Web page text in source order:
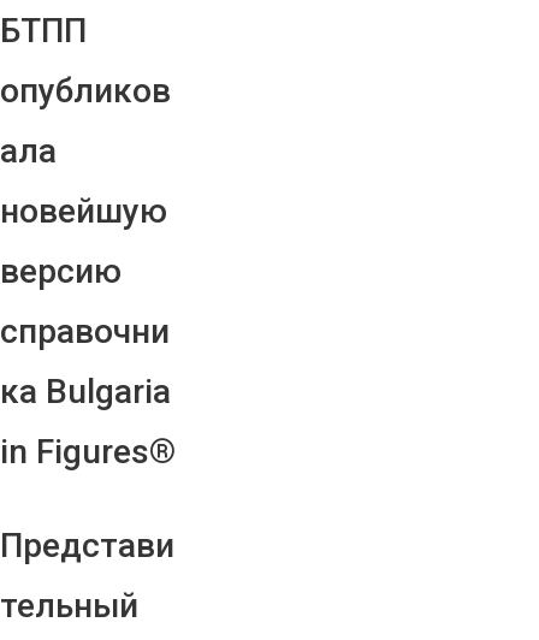
БТПП
опубликов
ала
новейшую
версию
справочни
ка Bulgaria
in Figures®
Представи
тельный